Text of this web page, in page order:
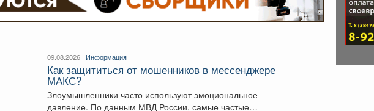
09.08.2026 | Информация
Как защититься от мошенников в мессенджере
МАКС?
Злоумышленники часто используют эмоциональное
давление. По данным МВД России, самые частые